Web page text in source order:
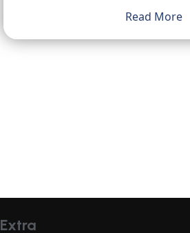
Read More
Extra